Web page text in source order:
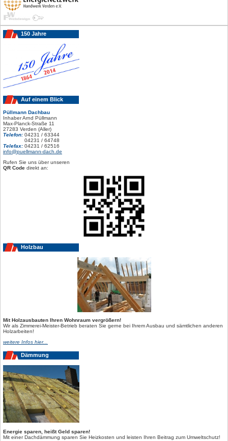
150 Jahre
Auf einem Blick
Püllmann Dachbau
Inhaber Arnd Püllmann
Max-Planck-Straße 11
27283 Verden (Aller)
Telefon: 04231 / 63344
04231 / 64748
Telefax: 04231 / 62516
info@puellmann-dach.de
Rufen Sie uns über unseren
QR Code direkt an:
Holzbau
Mit Holzausbauten Ihren Wohnraum vergrößern!
Wir als Zimmerei-Meister-Betrieb beraten Sie gerne bei Ihrem Ausbau und sämtlichen anderen
Holzarbeiten!
weitere Infos hier...
Dämmung
Energie sparen, heißt Geld sparen!
Mit einer Dachdämmung sparen Sie Heizkosten und leisten Ihren Beitrag zum Umweltschutz!